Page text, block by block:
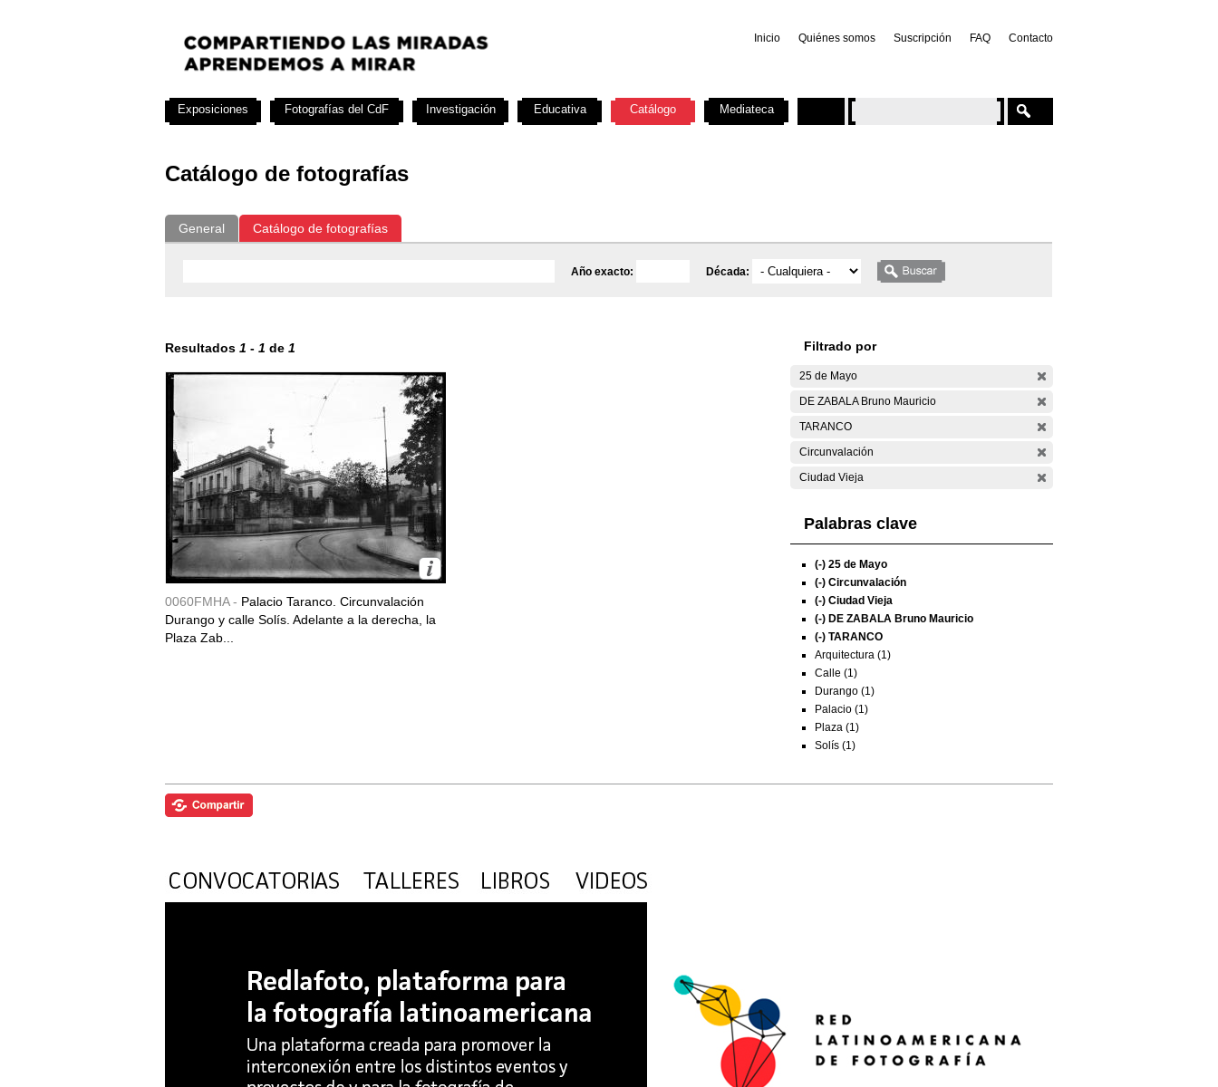
Inicio Quiénes somos Suscripción FAQ Contacto
Catálogo de fotografías
General Catálogo de fotografías
Año exacto: Década:
Resultados 1 - 1 de 1
0060FMHA - Palacio Taranco. Circunvalación
Durango y calle Solís. Adelante a la derecha, la
Plaza Zab...
Filtrado por
25 de Mayo
DE ZABALA Bruno Mauricio
TARANCO
Circunvalación
Ciudad Vieja
Palabras clave
(-) 25 de Mayo
(-) Circunvalación
(-) Ciudad Vieja
(-) DE ZABALA Bruno Mauricio
(-) TARANCO
Arquitectura (1)
Calle (1)
Durango (1)
Palacio (1)
Plaza (1)
Solís (1)
Exposiciones Fotografías del CdF Investigación Educativa Catálogo Mediateca